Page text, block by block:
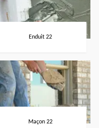
Enduit 22
Maçon 22